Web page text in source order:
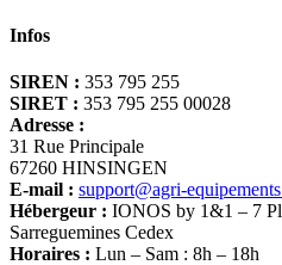
Infos
SIREN : 353 795 255
SIRET : 353 795 255 00028
Adresse :
31 Rue Principale
67260 HINSINGEN
E-mail : support@agri-
Hébergeur : IONOS by 1&1 – 7
Sarreguemines Cedex
Horaires : Lun – Sam : 8h – 18h